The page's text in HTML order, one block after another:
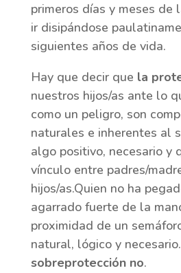
primeros días y meses de
ir disipándose
siguientes años de vida.
Hay que decir que la
nuestros hijos/as ante lo
como un peligro, son
naturales e inherentes al
algo positivo, necesario y
vínculo entre padres/
hijos/as.Quien no ha
agarrado fuerte de la
proximidad de un
natural, lógico y necesario.
sobreprotección no.